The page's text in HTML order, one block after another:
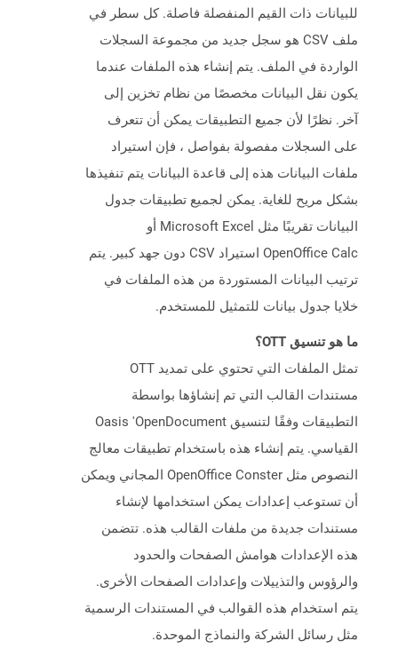
للبيانات ذات القيم المنفصلة فاصلة. كل سطر في
ملف CSV هو سجل جديد من مجموعة السجلات
الواردة في الملف. يتم إنشاء هذه الملفات عندما
يكون نقل البيانات مخصصًا من نظام تخزين إلى
آخر. نظرًا لأن جميع التطبيقات يمكن أن تتعرف
على السجلات مفصولة بفواصل ، فإن استيراد
ملفات البيانات هذه إلى قاعدة البيانات يتم تنفيذها
بشكل مريح للغاية. يمكن لجميع تطبيقات جدول
البيانات تقريبًا مثل Microsoft Excel أو
OpenOffice Calc استيراد CSV دون جهد كبير. يتم
ترتيب البيانات المستوردة من هذه الملفات في
خلايا جدول بيانات للتمثيل للمستخدم.
ما هو تنسيق OTT؟
تمثل الملفات التي تحتوي على تمديد OTT
مستندات القالب التي تم إنشاؤها بواسطة
التطبيقات وفقًا لتنسيق Oasis 'OpenDocument
القياسي. يتم إنشاء هذه باستخدام تطبيقات معالج
النصوص مثل OpenOffice Conster المجاني ويمكن
أن تستوعب إعدادات يمكن استخدامها لإنشاء
مستندات جديدة من ملفات القالب هذه. تتضمن
هذه الإعدادات هوامش الصفحات والحدود
والرؤوس والتذييلات وإعدادات الصفحات الأخرى.
يتم استخدام هذه القوالب في المستندات الرسمية
مثل رسائل الشركة والنماذج الموحدة.